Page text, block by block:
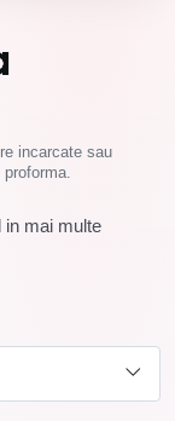
incarcate sau
in mai multe